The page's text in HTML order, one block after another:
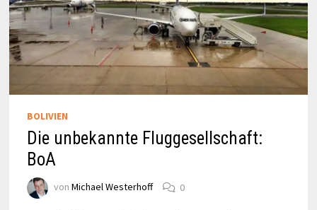
BOLIVIEN
Die unbekannte Fluggesellschaft:
BoA
von Michael Westerhoff 0